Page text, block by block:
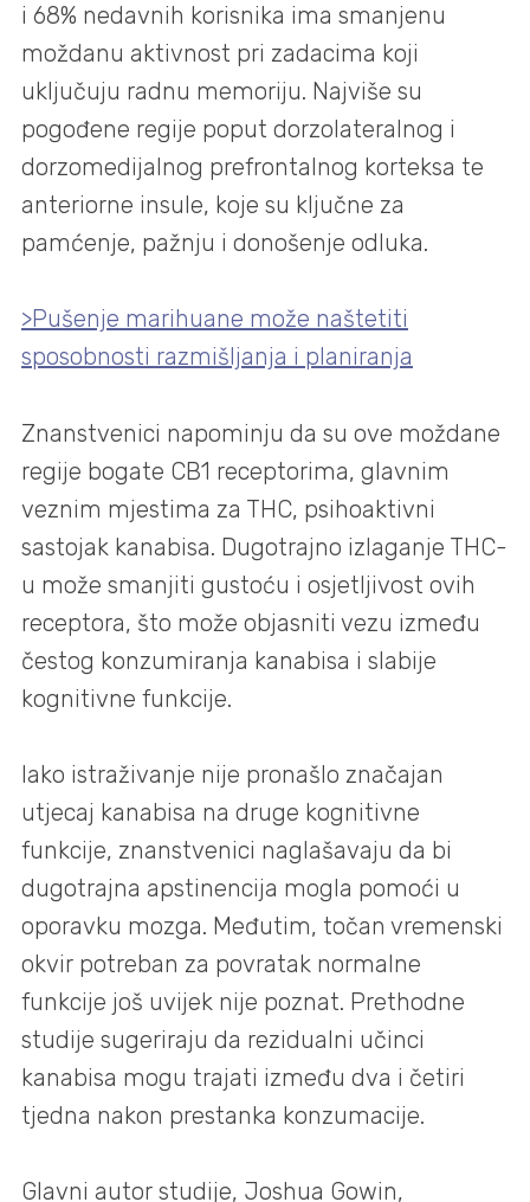
i 68% nedavnih korisnika ima smanjenu
moždanu aktivnost pri zadacima koji
uključuju radnu memoriju. Najviše su
pogođene regije poput dorzolateralnog i
dorzomedijalnog prefrontalnog korteksa te
anteriorne insule, koje su ključne za
pamćenje, pažnju i donošenje odluka.
>Pušenje marihuane može naštetiti
sposobnosti razmišljanja i planiranja
Znanstvenici napominju da su ove moždane
regije bogate CB1 receptorima, glavnim
veznim mjestima za THC, psihoaktivni
sastojak kanabisa. Dugotrajno izlaganje THC-
u može smanjiti gustoću i osjetljivost ovih
receptora, što može objasniti vezu između
čestog konzumiranja kanabisa i slabije
kognitivne funkcije.
Iako istraživanje nije pronašlo značajan
utjecaj kanabisa na druge kognitivne
funkcije, znanstvenici naglašavaju da bi
dugotrajna apstinencija mogla pomoći u
oporavku mozga. Međutim, točan vremenski
okvir potreban za povratak normalne
funkcije još uvijek nije poznat. Prethodne
studije sugeriraju da rezidualni učinci
kanabisa mogu trajati između dva i četiri
tjedna nakon prestanka konzumacije.
Glavni autor studije, Joshua Gowin,